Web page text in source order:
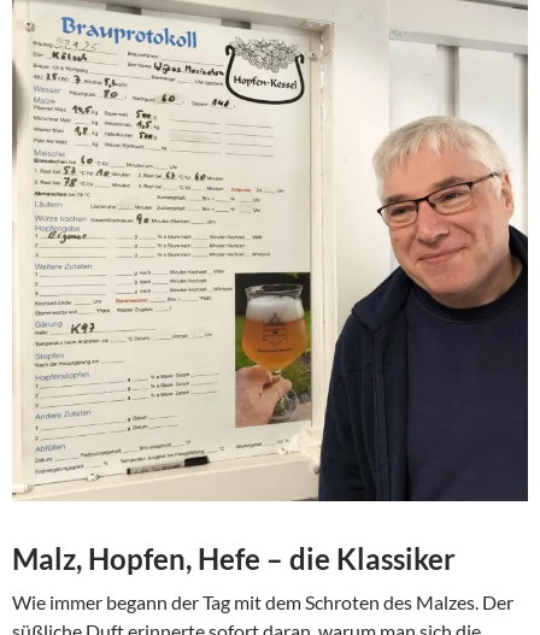
Malz, Hopfen, Hefe – die Klassiker
Wie immer begann der Tag mit dem Schroten des Malzes. Der